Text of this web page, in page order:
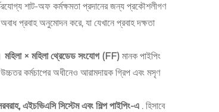
শাট-অফ কর্মক্ষমতা প্রদানের জন্য প্রকৌশলীগণ
প্রবাহ অনুমোদন করে, যা যেখানে প্রবাহ দক্ষতা
মহিলা × মহিলা থ্রেডেড সংযোগ (FF) মানক পাইপিং
কর্মচাপের অধীনেও আরামদায়ক গ্রিপ এবং মসৃণ
এইচভিএসি সিস্টেম এবং শিল্প পাইপিং-এ . হিসাবে